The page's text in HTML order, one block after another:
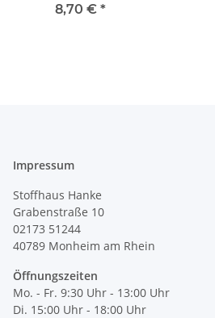
8,70 € *
Impressum
Stoffhaus Hanke
Grabenstraße 10
02173 51244
40789 Monheim am Rhein
Öffnungszeiten
Mo. - Fr. 9:30 Uhr - 13:00 Uhr
Di. 15:00 Uhr - 18:00 Uhr